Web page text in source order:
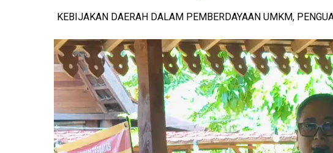
KEBIJAKAN DAERAH DALAM PEMBERDAYAAN UMKM,